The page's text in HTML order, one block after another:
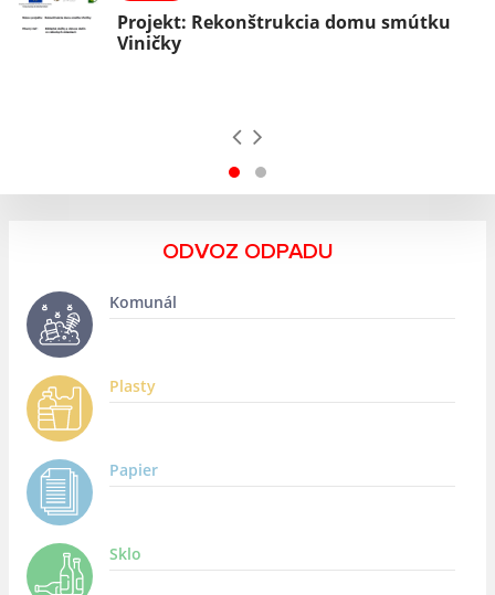
Projekt: Rekonštrukcia domu smútku
Viničky
ODVOZ ODPADU
Komunál
Plasty
Papier
Sklo